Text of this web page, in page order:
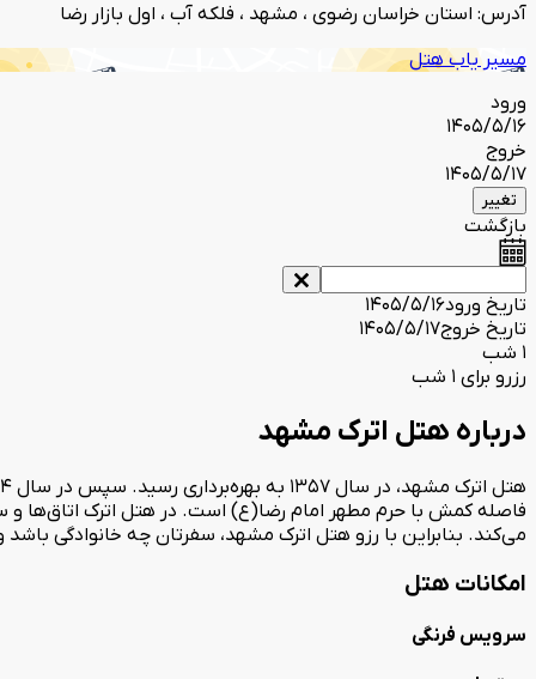
آدرس: استان خراسان رضوی ، مشهد ، فلکه آب ، اول بازار رضا
مسیر یاب هتل
ورود
1405/5/16
خروج
1405/5/17
تغییر
بازگشت
تاریخ ورود1405/5/16
تاریخ خروج1405/5/17
1 شب
رزرو برای 1 شب
درباره هتل اترک مشهد
فاصله کمش با حرم مطهر امام رضا(ع) است. در هتل اترک اتاق‌ها
می‌کند. بنابراین با رزو هتل اترک مشهد، سفرتان چه خانوادگی
امکانات هتل
سرویس فرنگی